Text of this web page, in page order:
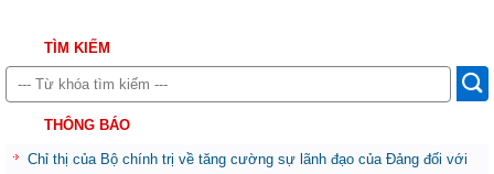
TÌM KIẾM
THÔNG BÁO
Chỉ thị của Bộ chính trị về tăng cường sự lãnh đạo của Đảng đối với